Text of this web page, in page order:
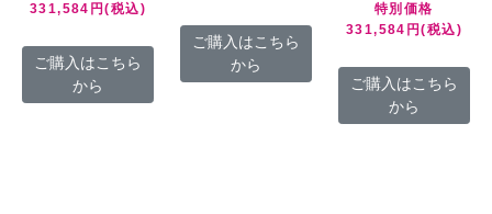
331,584円(税込)
ご購入はこちら
から
ご購入はこちら
から
特別価格
331,584円(税込)
ご購入はこちら
から